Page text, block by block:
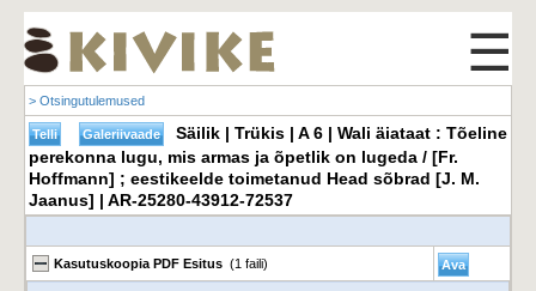
☰
> Otsingutulemused
Säilik | Trükis | A 6 | Wali äiataat : Tõeline
perekonna lugu, mis armas ja õpetlik on lugeda / [Fr.
Hoffmann] ; eestikeelde toimetanud Head sõbrad [J. M.
Jaanus] | AR-25280-43912-72537
Kasutuskoopia PDF Esitus (1 faili)